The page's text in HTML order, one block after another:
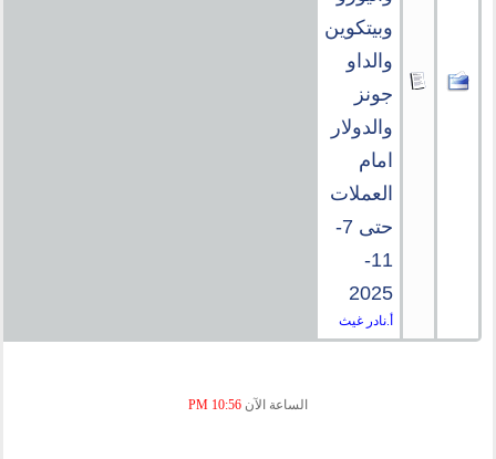
وبيتكوين
والداو
جونز
والدولار
امام
العملات
حتى 7-
11-
2025
أ.نادر غيث
الساعة الآن 10:56 PM